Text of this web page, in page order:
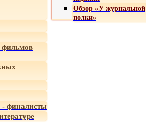
Обзор «У журнальной
полки»
- финалисты